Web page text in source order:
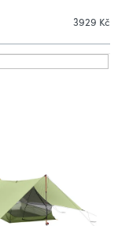
3929 Kč